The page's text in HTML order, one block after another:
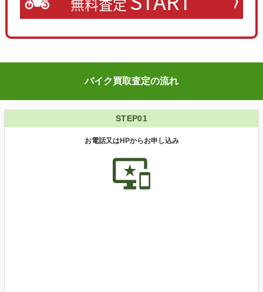
バイク買取査定の流れ
STEP01
お電話又はHPからお申し込み
important_devices